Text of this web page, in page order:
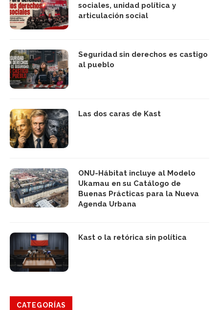
sociales, unidad política y
articulación social
Seguridad sin derechos es castigo
al pueblo
Las dos caras de Kast
ONU-Hábitat incluye al Modelo
Ukamau en su Catálogo de
Buenas Prácticas para la Nueva
Agenda Urbana
Kast o la retórica sin política
CATEGORÍAS